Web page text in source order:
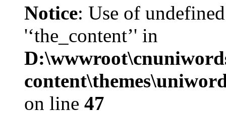
Notice: Use of
'‘the_content’' in
on line 47